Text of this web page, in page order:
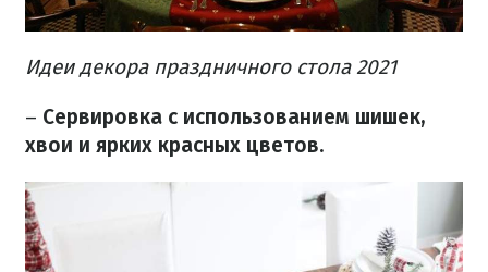
Идеи декора праздничного стола 2021
– Сервировка с использованием шишек,
хвои и ярких красных цветов.